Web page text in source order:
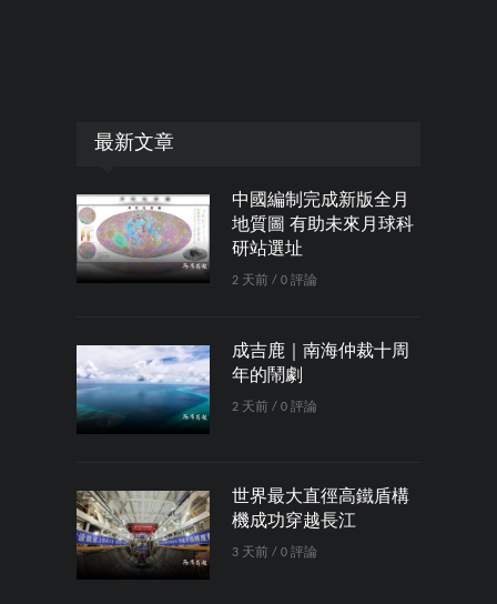
最新文章
中國編制完成新版全月
地質圖 有助未來月球科
研站選址
2 天前 / 0 評論
成吉鹿｜南海仲裁十周
年的鬧劇
2 天前 / 0 評論
世界最大直徑高鐵盾構
機成功穿越長江
3 天前 / 0 評論